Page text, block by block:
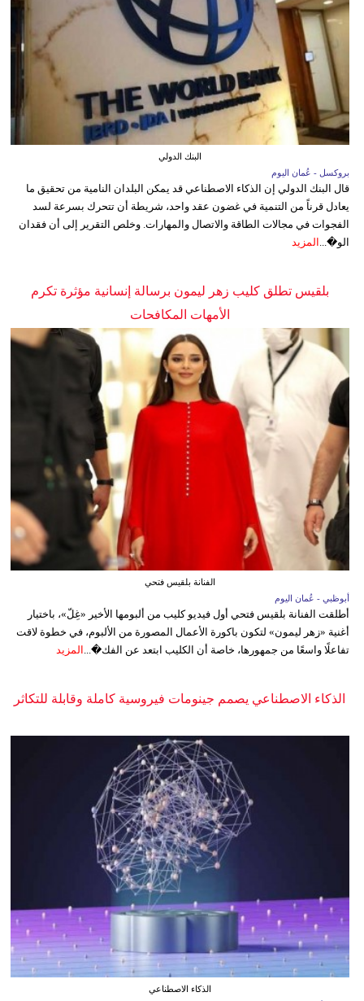
البنك الدولي
بروكسل - عُمان اليوم
قال البنك الدولي إن الذكاء الاصطناعي قد يمكن البلدان النامية من تحقيق ما
يعادل قرناً من التنمية في غضون عقد واحد، شريطة أن تتحرك بسرعة لسد
الفجوات في مجالات الطاقة والاتصال والمهارات. وخلص التقرير إلى أن فقدان
الو�...
المزيد
بلقيس تطلق كليب زهر ليمون برسالة إنسانية مؤثرة تكرم
الأمهات المكافحات
الفنانة بلقيس فتحي
أبوظبي - عُمان اليوم
أطلقت الفنانة بلقيس فتحي أول فيديو كليب من ألبومها الأخير «غِلّ»، باختيار
أغنية «زهر ليمون» لتكون باكورة الأعمال المصورة من الألبوم، في خطوة لاقت
تفاعلًا واسعًا من جمهورها، خاصة أن الكليب ابتعد عن الفك�... المزيد
الذكاء الاصطناعي يصمم جينومات فيروسية كاملة وقابلة للتكاثر
الذكاء الاصطناعي